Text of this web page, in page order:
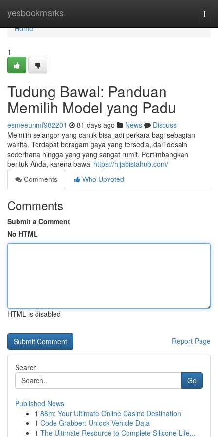
yesbookmarks
Home
Home
1
Tudung Bawal: Panduan
Memilih Model yang Padu
esmeeunmf982201 81 days ago News
Discuss
Memilih selangor yang cantik bisa jadi perkara bagi sebagian
wanita. Terdapat beragam gaya yang tersedia, dari desain
sederhana hingga yang yang sangat rumit. Pertimbangkan
bentuk Anda, karena bawal https://hijabistahub.com/
Comments
Who Upvoted
Comments
Submit a Comment
No HTML
HTML is disabled
Report Page
Search
Go
Published News
1 88m: Your Ultimate Online Casino Destination
1 Code Grabber: Unlock Vehicle Data
1 The Ultimate Resource to Complete Silicone Life...